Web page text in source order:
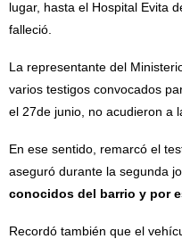
lugar, hasta el Hospital Evita
falleció.
La representante del
varios testigos convocados
el 27de junio, no acudieron a
En ese sentido, remarcó el
aseguró durante la segunda
conocidos del barrio y por
Recordó también que el